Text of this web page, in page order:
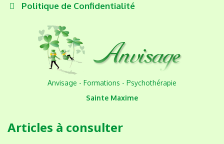
Politique de Confidentialité
Anvisage - Formations - Psychothérapie
Sainte Maxime
Articles à consulter